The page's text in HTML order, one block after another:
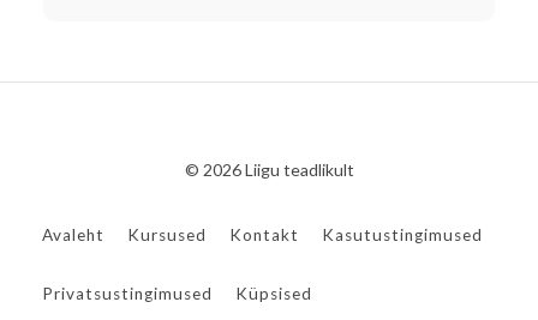
© 2026 Liigu teadlikult
Avaleht Kursused Kontakt Kasutustingimused
Privatsustingimused Küpsised